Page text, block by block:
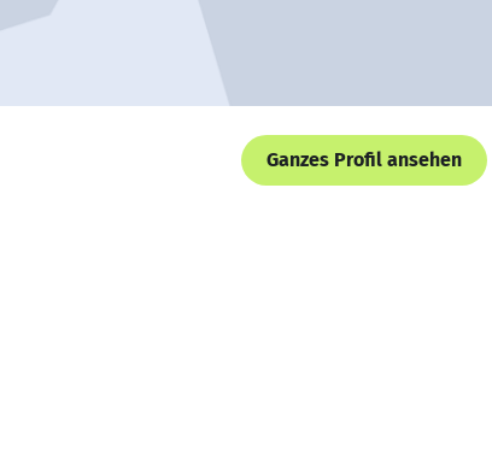
Ganzes Profil ansehen